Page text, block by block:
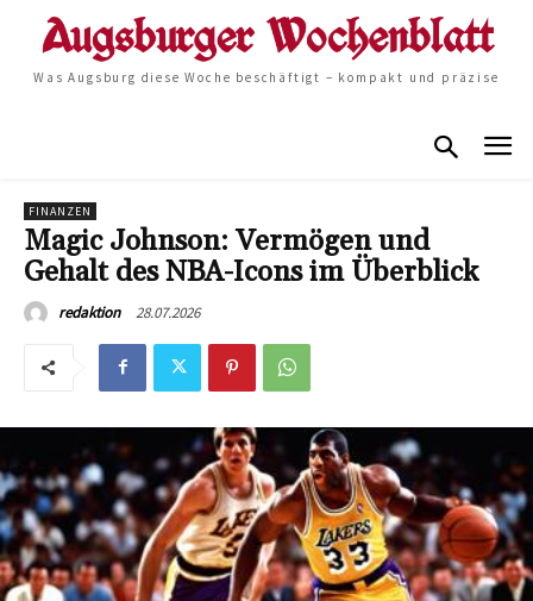
Was Augsburg diese Woche beschäftigt – kompakt und präzise
FINANZEN
Magic Johnson: Vermögen und
Gehalt des NBA-Icons im Überblick
redaktion 28.07.2026